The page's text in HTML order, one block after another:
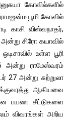
கோவில்களில்
பூமி கோவில்
காசி விஸ்வநாதர்,
சிரோ கயாவில்
உள்ள பூரி
அன்று ராமேஸ்வரம்
27 அன்று சுற்றுலா
ஆகியவை
பயண சீட்டுகளை
விவரங்கள் அறிய